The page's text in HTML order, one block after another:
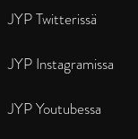
JYP Twitterissä
JYP Instagramissa
JYP Youtubessa